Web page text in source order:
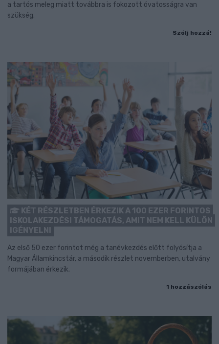
a tartós meleg miatt továbbra is fokozott óvatosságra van
szükség.
Szólj hozzá!
KÉT RÉSZLETBEN ÉRKEZIK A 100 EZER FORINTOS
ISKOLAKEZDÉSI TÁMOGATÁS, AMIT NEM KELL KÜLÖN
IGÉNYELNI
Az első 50 ezer forintot még a tanévkezdés előtt folyósítja a
Magyar Államkincstár, a második részlet novemberben, utalvány
formájában érkezik.
1 hozzászólás